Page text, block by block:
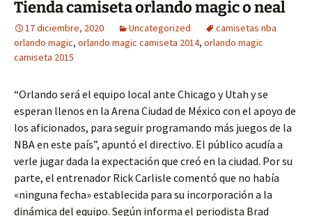
Tienda camiseta orlando magic o neal
17 diciembre, 2020 Uncategorized
camisetas nba
orlando magic, orlando magic camiseta 2014, orlando magic
camiseta 2015
“Orlando será el equipo local ante Chicago y Utah y se
esperan llenos en la Arena Ciudad de México con el apoyo de
los aficionados, para seguir programando más juegos de la
NBA en este país”, apuntó el directivo. El público acudía a
verle jugar dada la expectación que creó en la ciudad. Por su
parte, el entrenador Rick Carlisle comentó que no había
«ninguna fecha» establecida para su incorporación a la
dinámica del equipo. Según informa el periodista Brad